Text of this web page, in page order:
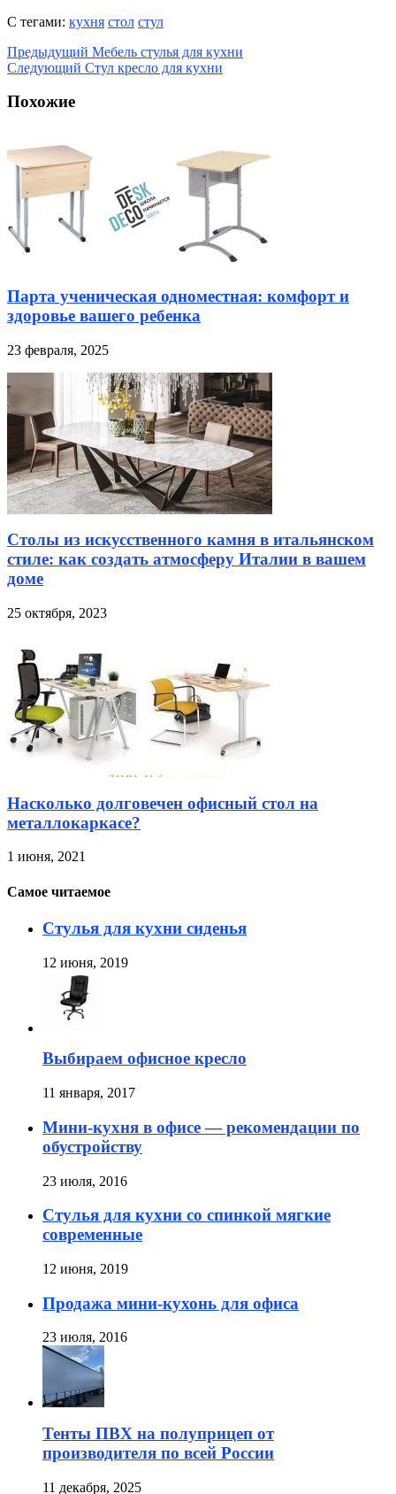
С тегами: кухня стол стул
Предыдущий Мебель стулья для кухни
Следующий Стул кресло для кухни
Похожие
Парта ученическая одноместная: комфорт и
здоровье вашего ребенка
23 февраля, 2025
Столы из искусственного камня в итальянском
стиле: как создать атмосферу Италии в вашем
доме
25 октября, 2023
Насколько долговечен офисный стол на
металлокаркасе?
1 июня, 2021
Самое читаемое
Стулья для кухни сиденья
12 июня, 2019
Выбираем офисное кресло
11 января, 2017
Мини-кухня в офисе — рекомендации по
обустройству
23 июля, 2016
Стулья для кухни со спинкой мягкие
современные
12 июня, 2019
Продажа мини-кухонь для офиса
23 июля, 2016
Тенты ПВХ на полуприцеп от
производителя по всей России
11 декабря, 2025